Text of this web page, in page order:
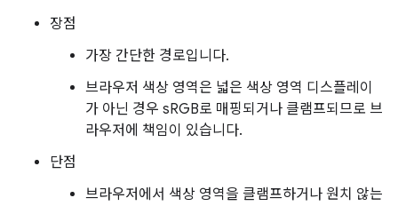
장점
가장 간단한 경로입니다.
브라우저 색상 영역은 넓은 색상 영역 디스플레이
가 아닌 경우 sRGB로 매핑되거나 클램프되므로 브
라우저에 책임이 있습니다.
단점
브라우저에서 색상 영역을 클램프하거나 원치 않는